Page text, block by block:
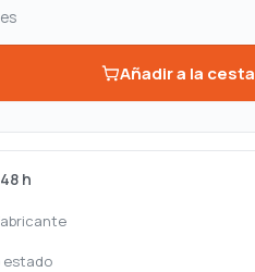
Añadir a la cesta
h
estado